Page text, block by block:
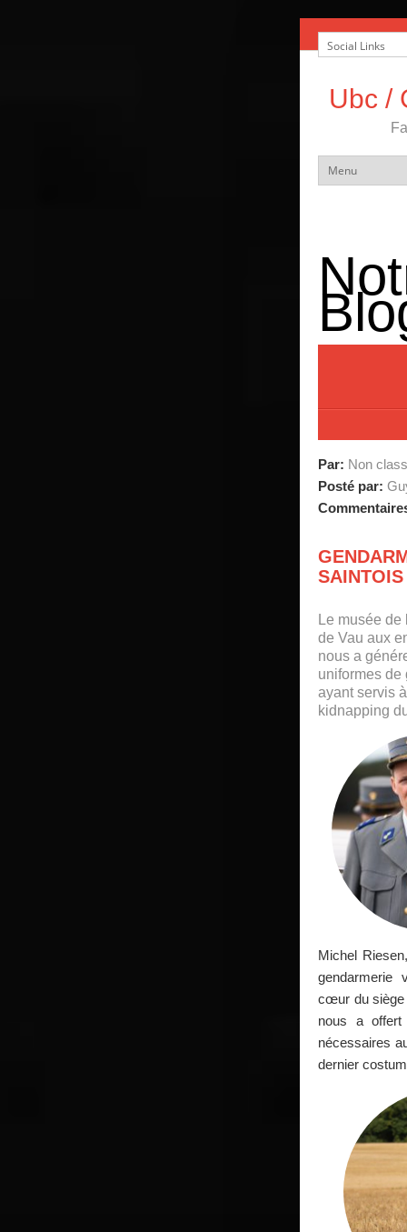
Ubc /
Par: Non
Posté par:
Le musée
de Vau aux
nous a
uniformes de
ayant servis
kidnapping
Michel
gendarmerie
cœur du siège
nous a offert
nécessaires
dernier